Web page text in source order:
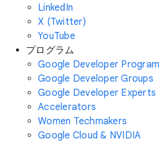
LinkedIn
X (Twitter)
YouTube
プログラム
Google Developer Program
Google Developer Groups
Google Developer Experts
Accelerators
Women Techmakers
Google Cloud & NVIDIA